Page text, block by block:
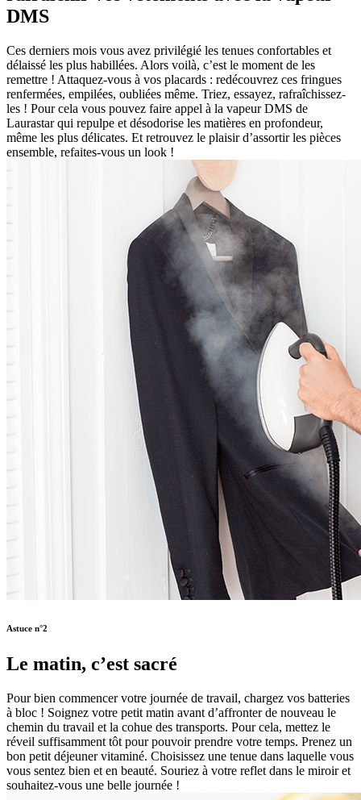
DMS
Ces derniers mois vous avez privilégié les tenues confortables et
délaissé les plus habillées. Alors voilà, c’est le moment de les
remettre ! Attaquez-vous à vos placards : redécouvrez ces fringues
renfermées, empilées, oubliées même. Triez, essayez, rafraîchissez-
les ! Pour cela vous pouvez faire appel à la vapeur DMS de
Laurastar qui repulpe et désodorise les matières en profondeur,
même les plus délicates. Et retrouvez le plaisir d’assortir les pièces
ensemble, refaites-vous un look !
Astuce n°2
Le matin, c’est sacré
Pour bien commencer votre journée de travail, chargez vos batteries
à bloc ! Soignez votre petit matin avant d’affronter de nouveau le
chemin du travail et la cohue des transports. Pour cela, mettez le
réveil suffisamment tôt pour pouvoir prendre votre temps. Prenez un
bon petit déjeuner vitaminé. Choisissez une tenue dans laquelle vous
vous sentez bien et en beauté. Souriez à votre reflet dans le miroir et
souhaitez-vous une belle journée !